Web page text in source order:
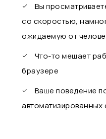
Вы
со скоростью,
ожидаемую от
Что-то мешает
браузере
Ваше поведение
автоматизированных